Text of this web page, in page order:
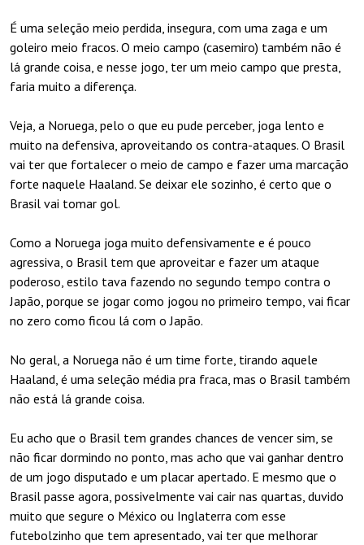
É uma seleção meio perdida, insegura, com uma zaga e um
goleiro meio fracos. O meio campo (casemiro) também não é
lá grande coisa, e nesse jogo, ter um meio campo que presta,
faria muito a diferença.
Veja, a Noruega, pelo o que eu pude perceber, joga lento e
muito na defensiva, aproveitando os contra-ataques. O Brasil
vai ter que fortalecer o meio de campo e fazer uma marcação
forte naquele Haaland. Se deixar ele sozinho, é certo que o
Brasil vai tomar gol.
Como a Noruega joga muito defensivamente e é pouco
agressiva, o Brasil tem que aproveitar e fazer um ataque
poderoso, estilo tava fazendo no segundo tempo contra o
Japão, porque se jogar como jogou no primeiro tempo, vai ficar
no zero como ficou lá com o Japão.
No geral, a Noruega não é um time forte, tirando aquele
Haaland, é uma seleção média pra fraca, mas o Brasil também
não está lá grande coisa.
Eu acho que o Brasil tem grandes chances de vencer sim, se
não ficar dormindo no ponto, mas acho que vai ganhar dentro
de um jogo disputado e um placar apertado. E mesmo que o
Brasil passe agora, possivelmente vai cair nas quartas, duvido
muito que segure o México ou Inglaterra com esse
futebolzinho que tem apresentado, vai ter que melhorar